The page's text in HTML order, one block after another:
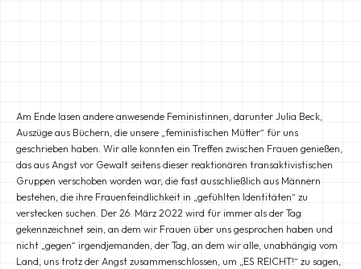
Am Ende lasen andere anwesende Feministinnen, darunter Julia Beck,
Auszüge aus Büchern, die unsere „feministischen Mütter“ für uns
geschrieben haben. Wir alle konnten ein Treffen zwischen Frauen genießen,
das aus Angst vor Gewalt seitens dieser reaktionären transaktivistischen
Gruppen verschoben worden war, die fast ausschließlich aus Männern
bestehen, die ihre Frauenfeindlichkeit in „gefühlten Identitäten“ zu
verstecken suchen. Der 26. März 2022 wird für immer als der Tag
gekennzeichnet sein, an dem wir Frauen über uns gesprochen haben und
nicht „gegen“ irgendjemanden, der Tag, an dem wir alle, unabhängig vom
Land, uns trotz der Angst zusammenschlossen, um „ES REICHT!“ zu sagen,